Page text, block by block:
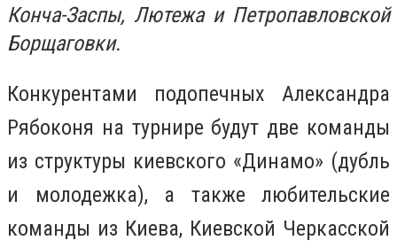
Конча-Заспы, Лютежа и Петропавловской
Борщаговки.
Конкурентами подопечных Александра
Рябоконя на турнире будут две команды
из структуры киевского «Динамо» (дубль
и молодежка), а также любительские
команды из Киева, Киевской Черкасской